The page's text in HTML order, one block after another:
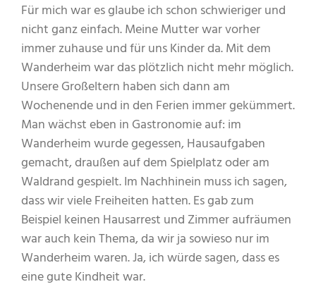
Für mich war es glaube ich schon schwieriger und
nicht ganz einfach. Meine Mutter war vorher
immer zuhause und für uns Kinder da. Mit dem
Wanderheim war das plötzlich nicht mehr möglich.
Unsere Großeltern haben sich dann am
Wochenende und in den Ferien immer gekümmert.
Man wächst eben in Gastronomie auf: im
Wanderheim wurde gegessen, Hausaufgaben
gemacht, draußen auf dem Spielplatz oder am
Waldrand gespielt. Im Nachhinein muss ich sagen,
dass wir viele Freiheiten hatten. Es gab zum
Beispiel keinen Hausarrest und Zimmer aufräumen
war auch kein Thema, da wir ja sowieso nur im
Wanderheim waren. Ja, ich würde sagen, dass es
eine gute Kindheit war.